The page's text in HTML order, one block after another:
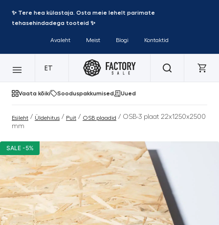
✨ Tere hea külastaja. Osta meie lehelt parimate
tehasehindadega tooteid ✨
Avaleht Meist Blogi Kontaktid
ET
Vaata kõiki Sooduspakkumised Uued
Esileht / Üldehitus / Puit / OSB plaadid / OSB-3 plaat 22x1250x2500
mm
SALE -5%